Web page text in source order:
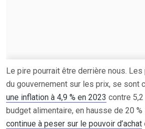
Le pire pourrait être derrière nous.
du gouvernement sur les prix, se sont
une inflation à 4,9 % en 2023 contre
budget alimentaire, en hausse de 20 %
continue à peser sur le pouvoir d’achat